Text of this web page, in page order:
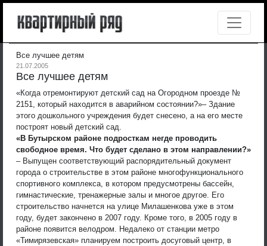
Все лучшее детям
21.07.2005
Все лучшее детям
«Когда отремонтируют детский сад на Огородном проезде №
2151, который находится в аварийном состоянии?»– Здание
этого дошкольного учреждения будет снесено, а на его месте
построят новый детский сад.
«В Бутырском районе подросткам негде проводить
свободное время. Что будет сделано в этом направлении?»
– Выпущен соответствующий распорядительный документ
города о строительстве в этом районе многофункционального
спортивного комплекса, в котором предусмотрены бассейн,
гимнастические, тренажерные залы и многое другое. Его
строительство начнется на улице Милашенкова уже в этом
году, будет закончено в 2007 году. Кроме того, в 2005 году в
районе появится велодром. Недалеко от станции метро
«Тимирязевская» планируем построить досуговый центр, в